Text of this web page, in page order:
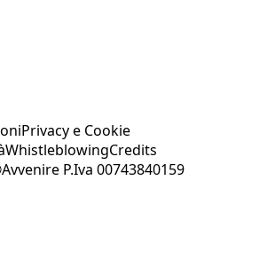
Privacy e Cookie
WhistleblowingCredits
P.Iva 00743840159